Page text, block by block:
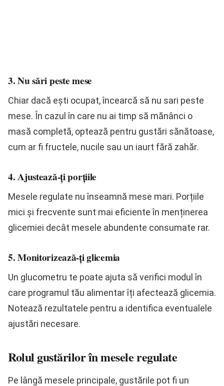
3. Nu sări peste mese
Chiar dacă ești ocupat, încearcă să nu sari peste
mese. În cazul în care nu ai timp să mănânci o
masă completă, optează pentru gustări sănătoase,
cum ar fi fructele, nucile sau un iaurt fără zahăr.
4. Ajustează-ți porțiile
Mesele regulate nu înseamnă mese mari. Porțiile
mici și frecvente sunt mai eficiente în menținerea
glicemiei decât mesele abundente consumate rar.
5. Monitorizează-ți glicemia
Un glucometru te poate ajuta să verifici modul în
care programul tău alimentar îți afectează glicemia.
Notează rezultatele pentru a identifica eventualele
ajustări necesare.
Rolul gustărilor în mesele regulate
Pe lângă mesele principale, gustările pot fi un